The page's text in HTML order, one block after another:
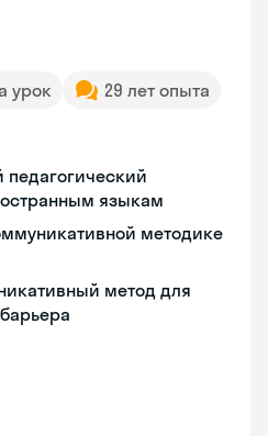
урок
29 лет опыта
педагогический
языкам
методике
метод для